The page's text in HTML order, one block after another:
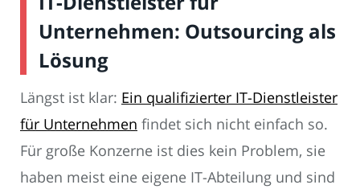
Unternehmen: Outsourcing als
Lösung
Längst ist klar: Ein qualifizierter IT-Dienstleister
für Unternehmen findet sich nicht einfach so.
Für große Konzerne ist dies kein Problem, sie
haben meist eine eigene IT-Abteilung und sind